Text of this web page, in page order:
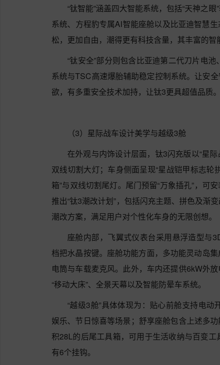
“钛智能”涵盖四大智能系统，包括“天神之
系统、方程豹专属AI智能座舱以及比亚迪智慧
松，更加自由，潮得更有科技含量，其丰富的
“钛安全”部分则包含比亚迪第二代刀片电
系统与TSC高速爆胎辅助稳定控制系统。让安
欲，有多重安全技术加持，让钛3更具超值品质
（3）星际战车设计美学与越级3舱
在外观与内饰设计层面，钛3闪充版以“星
双线切割大灯；车身侧面呈现“星战铠甲标志轮
箱”与双线切割尾灯。尾门预留“万象插孔”，可
推出“钛3潮改计划”，包括闪充主题、拼色及渐
潮改方案，满足用户对个性化车身的无限创想。
座舱内部，飞翼式仪表台采用悬浮造型与
档把水晶按键。座舱功能方面，多功能灵动岛
电筒与车载麦克风。此外，车内还提供6kW外
“移动大床”、全景天幕以及智能防晕车系统。
“越级3舱”具体体现为：贴心前舱支持电
娱乐、节日惊喜等场景；舒享座舱包含上述多
积28L的后尾工具箱，可用于生活收纳与百变
有6个挂钩。